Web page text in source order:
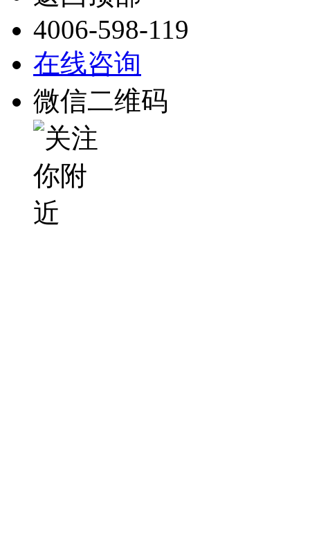
4006-598-119
在线咨询
微信二维码